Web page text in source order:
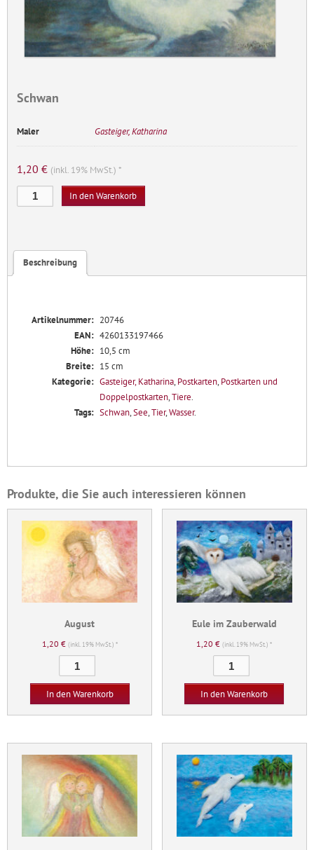
Schwan
Maler Gasteiger, Katharina
1,20 € (inkl. 19% MwSt.) *
Schwan
Menge
In den Warenkorb
Beschreibung
Artikelnummer: 20746
EAN: 4260133197466
Höhe: 10,5 cm
Breite: 15 cm
Kategorie: Gasteiger, Katharina, Postkarten, Postkarten und
Doppelpostkarten,Tiere.
Tags: Schwan,See,Tier,Wasser.
Produkte, die Sie auch interessieren können
August
1,20 € (inkl. 19% MwSt.) *
Menge
In den Warenkorb
Eule im Zauberwald
1,20€ (inkl. 19% MwSt.) *
im
Zauberwald
In den Warenkorb